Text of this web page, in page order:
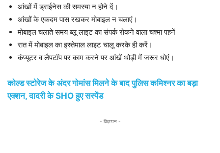
आंखों में ड्राईनेस की समस्या न होने दें।
आंखों के एकदम पास रखकर मोबाइल न चलाएं।
मोबाइल चलाते समय ब्लू लाइट का संपर्क रोकने वाला चश्मा पहनें
रात में मोबाइल का इस्तेमाल लाइट चालू करके ही करें।
कंप्यूटर व लैपटॉप पर काम करने पर आंखें थोड़ी में जरूर धोएं।
कोल्ड स्टोरेज के अंदर गोमांस मिलने के बाद पुलिस कमिश्नर का बड़ा
एक्शन, दादरी के SHO हुए सस्पेंड
- विज्ञापन -